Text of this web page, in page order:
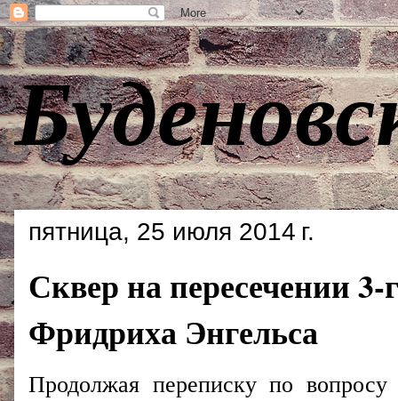
пятница, 25 июля 2014 г.
Сквер на пересечении
Фридриха Энгельса
Продолжая переписку по вопросу